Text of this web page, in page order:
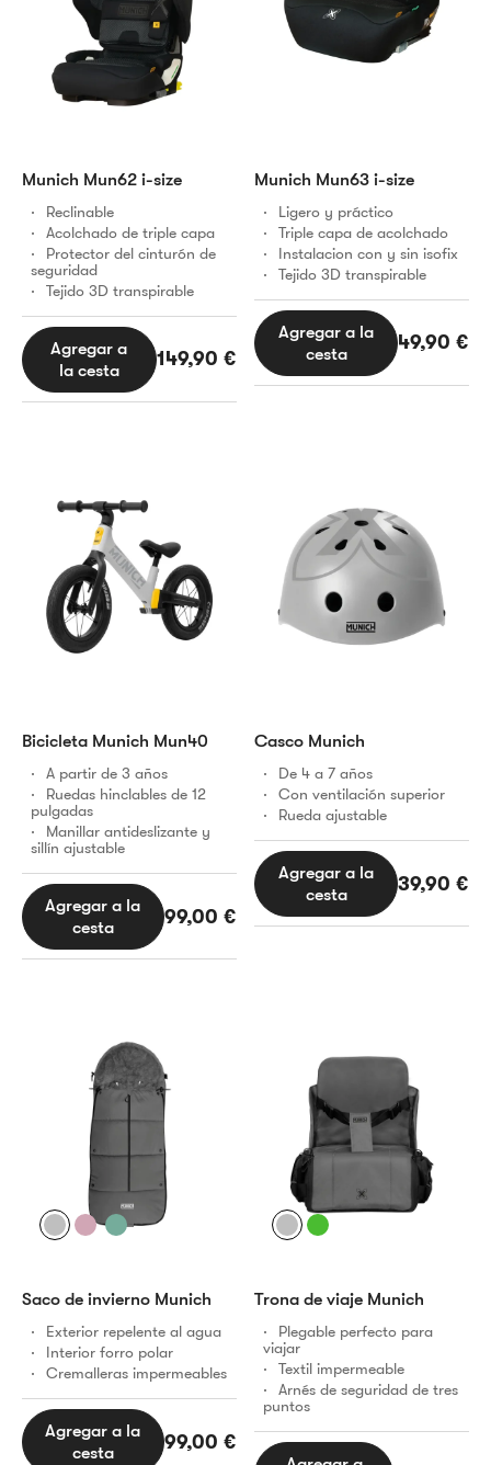
Munich Mun62 i-size
Reclinable
Acolchado de triple capa
Protector del cinturón de
seguridad
Tejido 3D transpirable
Agregar a
la cesta
149,90 €
Munich Mun63 i-size
Ligero y práctico
Triple capa de acolchado
Instalacion con y sin isofix
Tejido 3D transpirable
Agregar a la
cesta
49,90 €
Bicicleta Munich Mun40
A partir de 3 años
Ruedas hinclables de 12
pulgadas
Manillar antideslizante y
sillín ajustable
Agregar a la
cesta
99,00 €
Casco Munich
De 4 a 7 años
Con ventilación superior
Rueda ajustable
Agregar a la
cesta
39,90 €
Saco de invierno Munich
Exterior repelente al agua
Interior forro polar
Cremalleras impermeables
Agregar a la
cesta
99,00 €
Trona de viaje Munich
Plegable perfecto para
viajar
Textil impermeable
Arnés de seguridad de tres
puntos